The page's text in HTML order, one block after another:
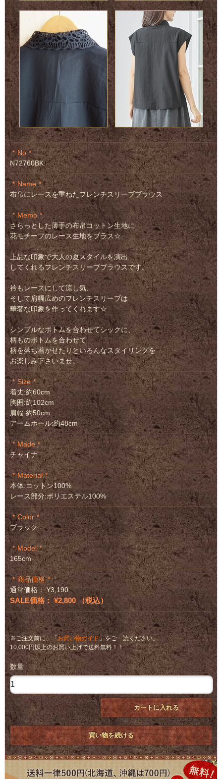
No
N72760BK
Name
布帛にレースを重ねたフレンチスリーブブラウス
Memo
さらっとした薄手の布帛コットン生地に
花モチーフのレース生地をプラス☆
上品な印象で大人の夏スタイルを演出
してくれるフレンチスリーブブラウスです。
衿もレースにして涼し気、
そして肩幅広めのフレンチスリーブは
華奢な印象を作ってくれます☆
シンプルなボトムを合わせてシックに、
柄ものボトムを合わせて
柄を落ち着かせたりといろんなスタイリングを
お楽しみ下さいませ。
Size
着丈:約60cm
胸囲:約102cm
肩幅:約50cm
アームホール:約48cm
Made
チャイナ
Material
本体:コットン100%
レース部分:ポリエステル100%
Color
ブラック
Model
165cm
商品価格
通常価格： ¥3,190
SALE価格： ¥2,800 （税込）
※ご注文前に、「お買い物ガイド」をご一読ください。
10,000円以上のお買い上げで送料無料！！
数量
カートに入れる
買い物を続ける